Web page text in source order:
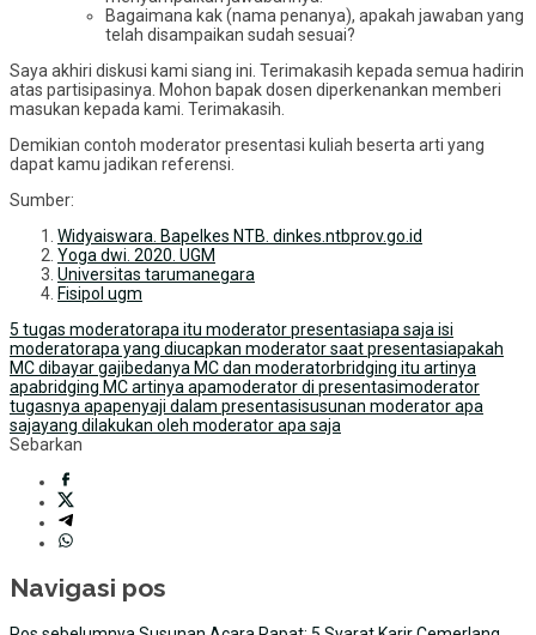
Bagaimana kak (nama penanya), apakah jawaban yang
telah disampaikan sudah sesuai?
Saya akhiri diskusi kami siang ini. Terimakasih kepada semua hadirin
atas partisipasinya. Mohon bapak dosen diperkenankan memberi
masukan kepada kami. Terimakasih.
Demikian contoh moderator presentasi kuliah beserta arti yang
dapat kamu jadikan referensi.
Sumber:
Widyaiswara. Bapelkes NTB. dinkes.ntbprov.go.id
Yoga dwi. 2020. UGM
Universitas tarumanegara
Fisipol ugm
5 tugas moderatorapa itu moderator presentasiapa saja isi
moderatorapa yang diucapkan moderator saat presentasiapakah
MC dibayar gajibedanya MC dan moderatorbridging itu artinya
apabridging MC artinya apamoderator di presentasimoderator
tugasnya apapenyaji dalam presentasisusunan moderator apa
sajayang dilakukan oleh moderator apa saja
Sebarkan
Navigasi pos